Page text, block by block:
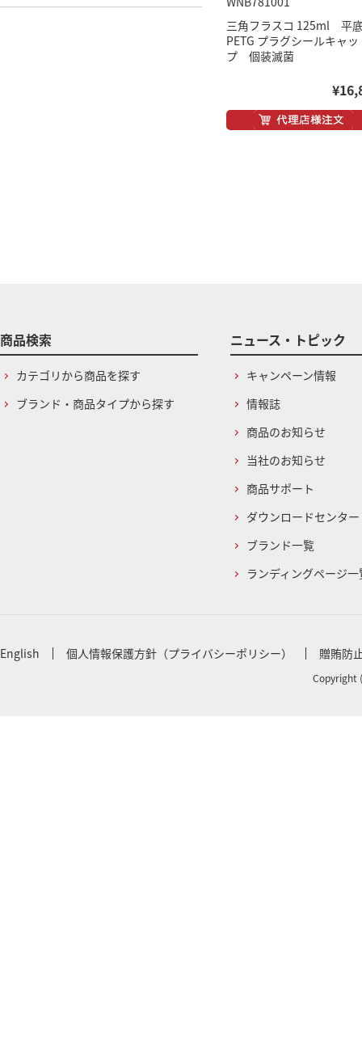
三角フラスコ 125ml
PETG プラグシールキャッ
プ 個装滅菌
商品検索
カテゴリから商品を探す
ブランド・商品タイプから探す
ニュース・トピック
キャンペーン情報
情報誌
商品のお知らせ
当社のお知らせ
商品サポート
ダウンロードセンター
ブランド一覧
ランディングページ一
English 個人情報保護方針（プライバシーポリシー） 贈賄防
Copyright